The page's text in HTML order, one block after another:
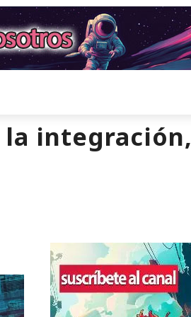
la integración,